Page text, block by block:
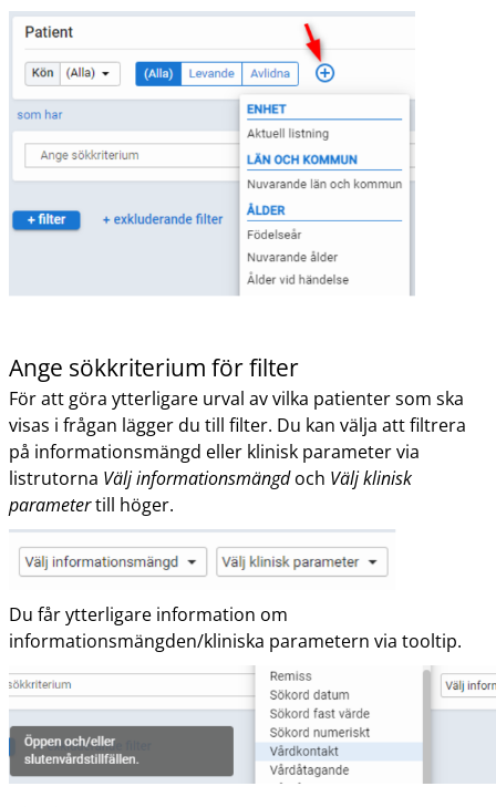
Ange sökkriterium för filter
För att göra ytterligare urval av vilka patienter som ska
visas i frågan lägger du till filter. Du kan välja att filtrera
på informationsmängd eller klinisk parameter via
listrutorna Välj informationsmängdoch Välj klinisk
parametertill höger.
Du får ytterligare information om
informationsmängden/kliniska parametern via tooltip.